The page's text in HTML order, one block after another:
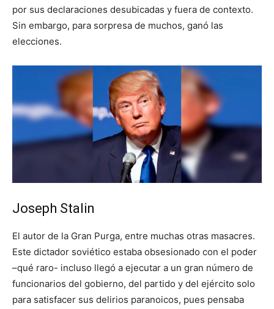
por sus declaraciones desubicadas y fuera de contexto.
Sin embargo, para sorpresa de muchos, ganó las
elecciones.
Joseph Stalin
El autor de la Gran Purga, entre muchas otras masacres.
Este dictador soviético estaba obsesionado con el poder
–qué raro- incluso llegó a ejecutar a un gran número de
funcionarios del gobierno, del partido y del ejército solo
para satisfacer sus delirios paranoicos, pues pensaba